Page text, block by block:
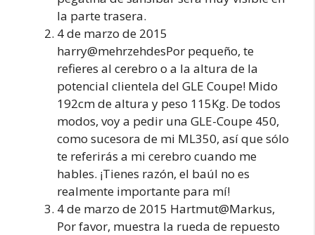
la parte trasera.
4 de marzo de 2015
harry@mehrzehdesPor pequeño, te
refieres al cerebro o a la altura de la
potencial clientela del GLE Coupe! Mido
192cm de altura y peso 115Kg. De todos
modos, voy a pedir una GLE-Coupe 450,
como sucesora de mi ML350, así que sólo
te referirás a mi cerebro cuando me
hables. ¡Tienes razón, el baúl no es
realmente importante para mí!
4 de marzo de 2015 Hartmut@Markus,
Por favor, muestra la rueda de repuesto